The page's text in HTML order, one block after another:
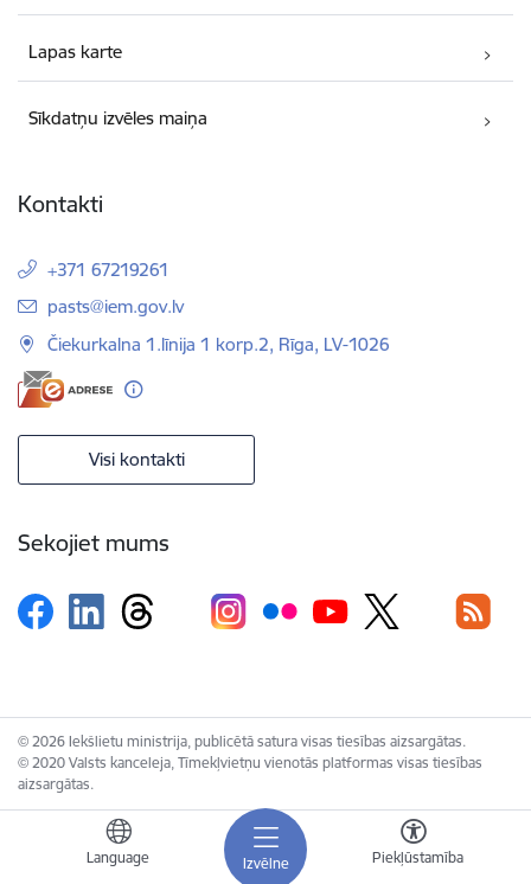
Izvēlne
Language Piekļūstamība
Lapas karte
Sīkdatņu izvēles maiņa
Kontakti
+371 67219261
E-pasts:
pasts@iem.gov.lv
Čiekurkalna 1.līnija 1 korp.2, Rīga, LV-1026
Visi kontakti
Sekojiet mums
© 2026 Iekšlietu ministrija, publicētā satura visas tiesības aizsargātas.
© 2020 Valsts kanceleja, Tīmekļvietņu vienotās platformas visas tiesības
aizsargātas.